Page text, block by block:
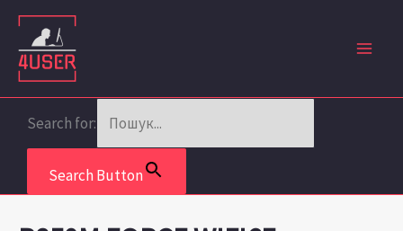
Перейти
вмісту
Search for:
Search Button